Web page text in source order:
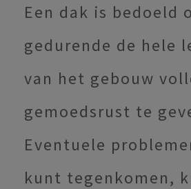
Een dak is bedoeld
gedurende de hele
van het gebouw
gemoedsrust te
Eventuele
kunt tegenkomen,